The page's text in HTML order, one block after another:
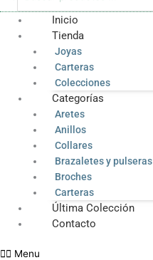
Inicio
Tienda
Joyas
Carteras
Colecciones
Categorías
Aretes
Anillos
Collares
Brazaletes y pulseras
Broches
Carteras
Última Colección
Contacto
Menu